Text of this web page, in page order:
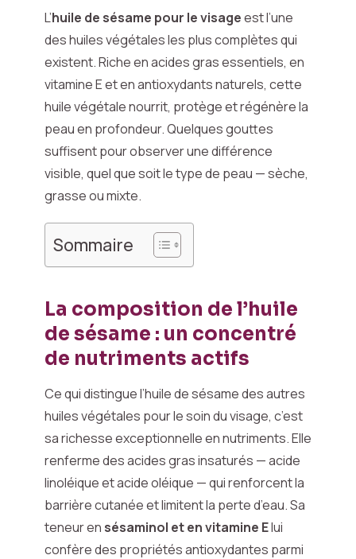
L’huile de sésame pour le visageest l’une
des huiles végétales les plus complètes qui
existent. Riche en acides gras essentiels, en
vitamine E et en antioxydants naturels, cette
huile végétale nourrit, protège et régénère la
peau en profondeur. Quelques gouttes
suffisent pour observer une différence
visible, quel que soit le type de peau — sèche,
grasse ou mixte.
Sommaire
La composition de l’huile
de sésame : un concentré
de nutriments actifs
Ce qui distingue l’huile de sésame des autres
huiles végétales pour le soin du visage, c’est
sa richesse exceptionnelle en nutriments. Elle
renferme des acides gras insaturés — acide
linoléique et acide oléique — qui renforcent la
barrière cutanée et limitent la perte d’eau. Sa
teneur en sésaminol et en vitamine Elui
confère des propriétés antioxydantes parmi